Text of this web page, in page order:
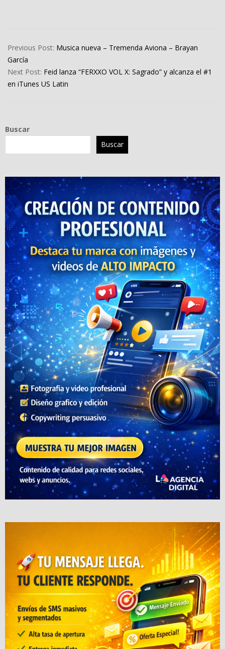
06-
10
Previous Post: Musica nueva – Tremenda Aviona – Brayan
García
Next Post: Feid lanza “FERXXO VOL X: Sagrado” y alcanza el #1
en iTunes US Latin
Buscar
Buscar